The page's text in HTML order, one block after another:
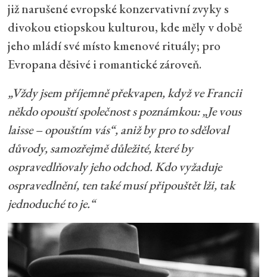
již narušené evropské konzervativní zvyky s
divokou etiopskou kulturou, kde měly v době
jeho mládí své místo kmenové rituály; pro
Evropana děsivé i romantické zároveň.
„Vždy jsem příjemně překvapen, když ve Francii
někdo opouští společnost s poznámkou: „Je vous
laisse – opouštím vás“, aniž by pro to sděloval
důvody, samozřejmě důležité, které by
ospravedlňovaly jeho odchod. Kdo vyžaduje
ospravedlnění, ten také musí připouštět lži, tak
jednoduché to je.“